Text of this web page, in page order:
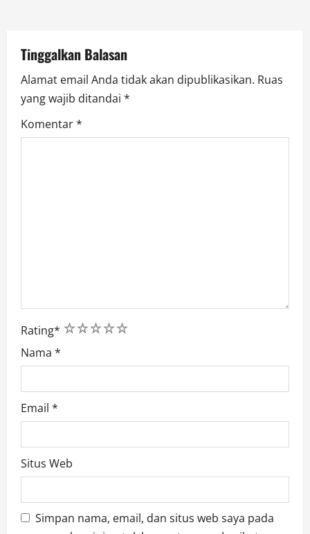
o
n
Tinggalkan Balasan
Alamat email Anda tidak akan dipublikasikan. Ruas
yang wajib ditandai *
Komentar*
Rating* 5
4
3
2
1
Nama *
Email *
Situs Web
Simpan nama, email, dan situs web saya pada